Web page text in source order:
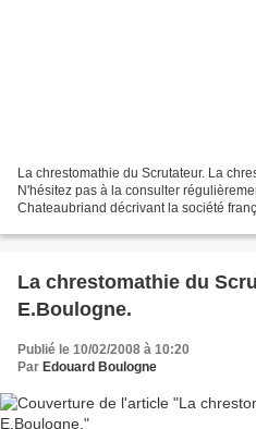
La chrestomathie du Scrutateur. La
N'hésitez pas à la consulter
Chateaubriand décrivant la société
La chrestomathie du
E.Boulogne.
Publié le 10/02/2008 à 10:20
Par Edouard Boulogne